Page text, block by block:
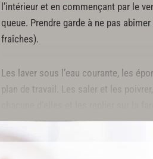
l’intérieur et en commençant par le
queue. Prendre garde à ne pas
fraîches).
Les laver sous l’eau courante, les
plan de travail. Les saler et les
ouïes.
Cette recette est issue du livre "Grand Livre